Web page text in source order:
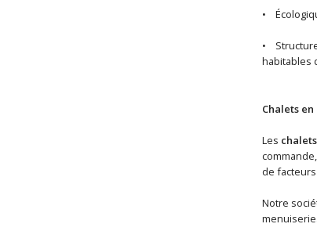
•
•
habitables
Chalets
Les
de
Notre